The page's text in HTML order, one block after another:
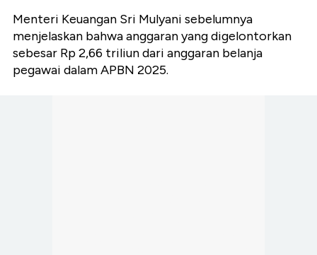
Menteri Keuangan Sri Mulyani sebelumnya
menjelaskan bahwa anggaran yang digelontorkan
sebesar Rp 2,66 triliun dari anggaran belanja
pegawai dalam APBN 2025.